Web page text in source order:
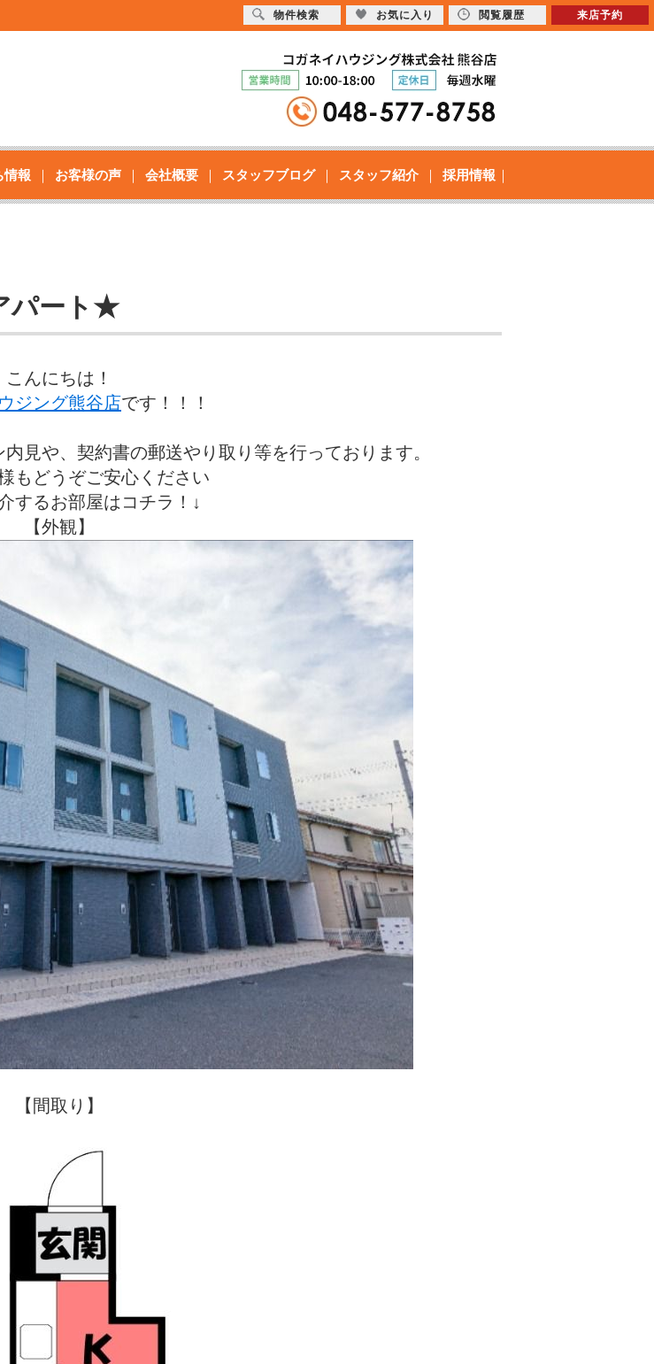
情報 お客様の声 会社概要 スタッフブログ スタッフ紹介 採用情報
パート★
こんにちは！
ジング熊谷店です！！！
見や、契約書の郵送やり取り等を行っております。
もどうぞご安心ください
するお部屋はコチラ！↓
【外観】
【間取り】
物件検索 お気に入り 閲覧履歴 来店予約